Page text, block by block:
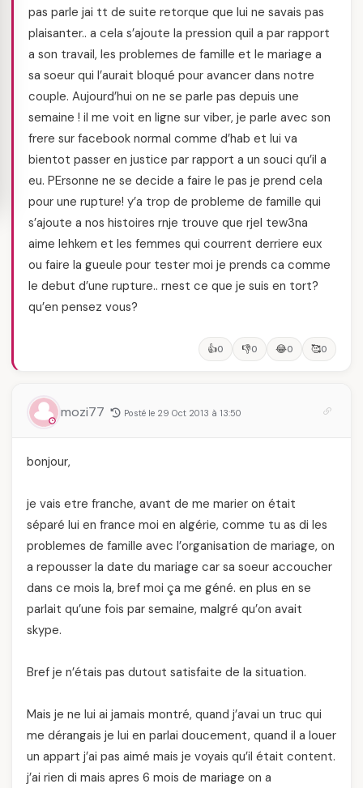
pas parle jai tt de suite retorque que lui ne savais pas
plaisanter.. a cela s’ajoute la pression quil a par rapport
a son travail, les problemes de famille et le mariage a
sa soeur qui l’aurait bloqué pour avancer dans notre
couple. Aujourd’hui on ne se parle pas depuis une
semaine ! il me voit en ligne sur viber, je parle avec son
frere sur facebook normal comme d’hab et lui va
bientot passer en justice par rapport a un souci qu’il a
eu. PErsonne ne se decide a faire le pas je prend cela
pour une rupture! y’a trop de probleme de famille qui
s’ajoute a nos histoires rnje trouve que rjel tew3na
aime lehkem et les femmes qui courrent derriere eux
ou faire la gueule pour tester moi je prends ca comme
le debut d’une rupture.. rnest ce que je suis en tort?
qu’en pensez vous?
👍0 👎0 😂0 🥰0
mozi77 Posté le 29 Oct 2013 à 13:50
bonjour,
je vais etre franche, avant de me marier on était
séparé lui en france moi en algérie, comme tu as di les
problemes de famille avec l’organisation de mariage, on
a repousser la date du mariage car sa soeur accoucher
dans ce mois la, bref moi ça me géné. en plus en se
parlait qu’une fois par semaine, malgré qu’on avait
skype.
Bref je n’étais pas dutout satisfaite de la situation.
Mais je ne lui ai jamais montré, quand j’avai un truc qui
me dérangais je lui en parlai doucement, quand il a louer
un appart j’ai pas aimé mais je voyais qu’il était content.
j’ai rien di mais apres 6 mois de mariage on a